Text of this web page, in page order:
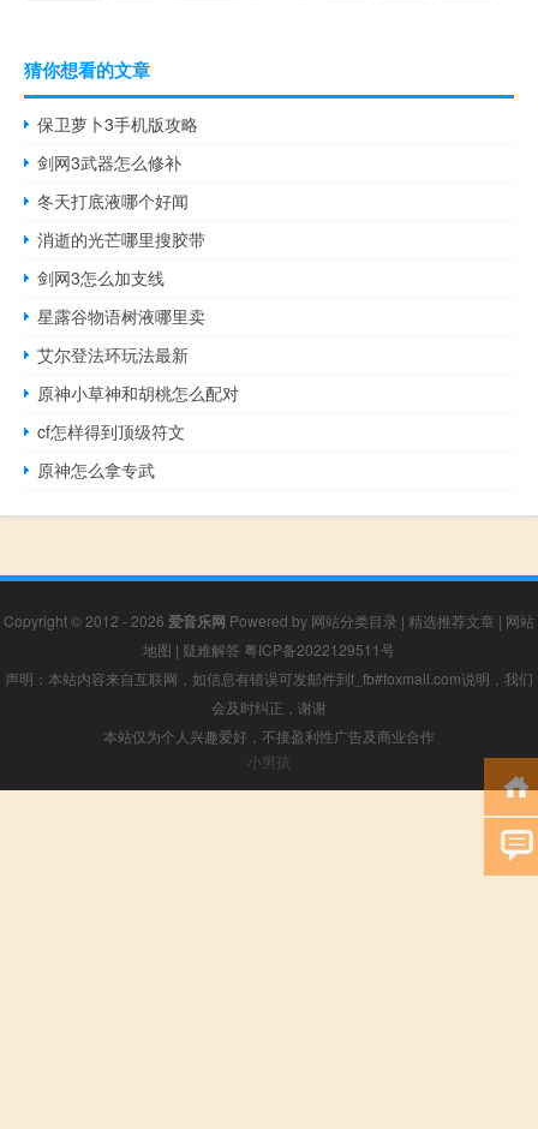
猜你想看的文章
保卫萝卜3手机版攻略
剑网3武器怎么修补
冬天打底液哪个好闻
消逝的光芒哪里搜胶带
剑网3怎么加支线
星露谷物语树液哪里卖
艾尔登法环玩法最新
原神小草神和胡桃怎么配对
cf怎样得到顶级符文
原神怎么拿专武
Copyright © 2012 - 2026 爱音乐网 Powered by 网站分类目录 | 精选推荐文章 | 网站
地图 | 疑难解答 粤ICP备2022129511号
声明：本站内容来自互联网，如信息有错误可发邮件到f_fb#foxmail.com说明，我们
会及时纠正，谢谢
本站仅为个人兴趣爱好，不接盈利性广告及商业合作
小男孩